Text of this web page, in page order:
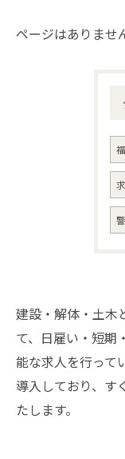
ページはありませ
建設・解体・土木
て、日雇い・短期
能な求人を行って
導入しており、す
たします。